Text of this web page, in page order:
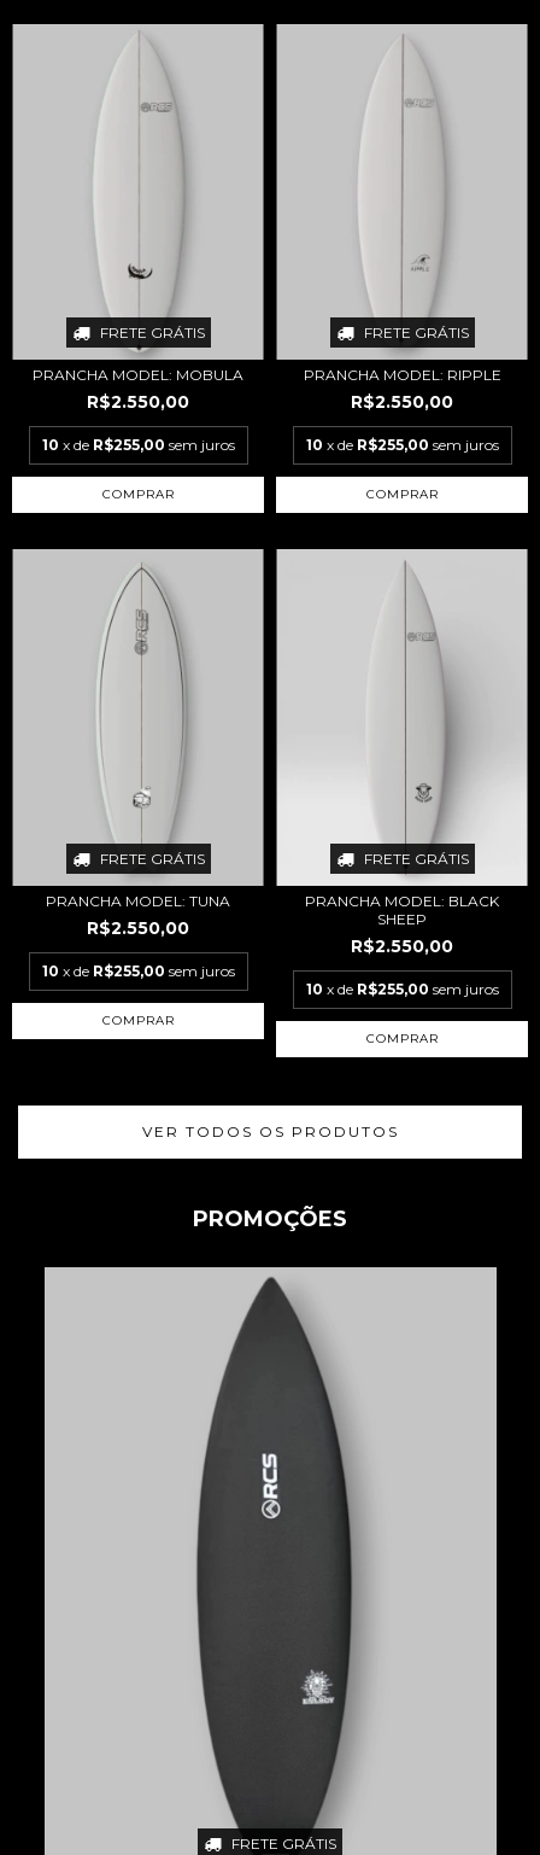
FRETE GRÁTIS
PRANCHA MODEL: MOBULA
R$2.550,00
10 x de R$255,00 sem juros
COMPRAR
FRETE GRÁTIS
PRANCHA MODEL: RIPPLE
R$2.550,00
10 x de R$255,00 sem juros
COMPRAR
FRETE GRÁTIS
PRANCHA MODEL: TUNA
R$2.550,00
10 x de R$255,00 sem juros
COMPRAR
FRETE GRÁTIS
PRANCHA MODEL: BLACK
SHEEP
R$2.550,00
10 x de R$255,00 sem juros
COMPRAR
VER TODOS OS PRODUTOS
PROMOÇÕES
FRETE GRÁTIS